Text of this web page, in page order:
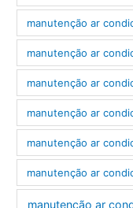
manutenção ar
manutenção ar
manutenção ar
manutenção ar
manutenção ar
manutenção ar
manutenção ar